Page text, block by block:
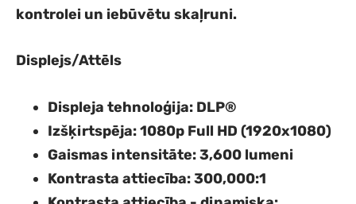
kontrolei un iebūvētu skaļruni.
Displejs/Attēls
Displeja tehnoloģija: DLP®
Izšķirtspēja: 1080p Full HD (1920x1080)
Gaismas intensitāte: 3,600 lumeni
Kontrasta attiecība: 300,000:1